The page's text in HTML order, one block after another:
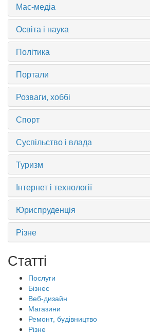
Мас-медіа
Освіта і наука
Політика
Портали
Розваги, хоббі
Спорт
Суспільство і влада
Туризм
Інтернет і технології
Юриспруденція
Різне
Статті
Послуги
Бізнес
Веб-дизайн
Магазини
Ремонт, будівництво
Різне